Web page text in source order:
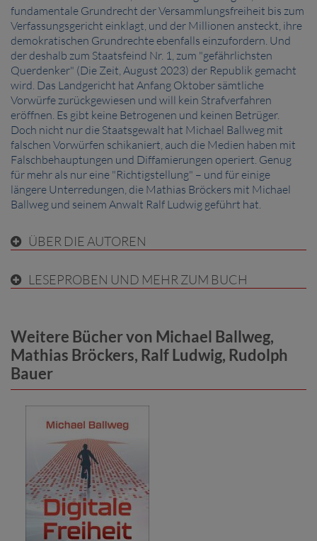
fundamentale Grundrecht der Versammlungsfreiheit bis zum
Verfassungsgericht einklagt, und der Millionen ansteckt, ihre
demokratischen Grundrechte ebenfalls einzufordern. Und
der deshalb zum Staatsfeind Nr. 1, zum "gefährlichsten
Querdenker" (Die Zeit, August 2023) der Republik gemacht
wird. Das Landgericht hat Anfang Oktober sämtliche
Vorwürfe zurückgewiesen und will kein Strafverfahren
eröffnen. Es gibt keine Betrogenen und keinen Betrüger.
Doch nicht nur die Staatsgewalt hat Michael Ballweg mit
falschen Vorwürfen schikaniert, auch die Medien haben mit
Falschbehauptungen und Diffamierungen operiert. Genug
für mehr als nur eine "Richtigstellung" – und für einige
längere Unterredungen, die Mathias Bröckers mit Michael
Ballweg und seinem Anwalt Ralf Ludwig geführt hat.
ÜBER DIE AUTOREN
LESEPROBEN UND MEHR ZUM BUCH
Weitere Bücher von Michael Ballweg,
Mathias Bröckers, Ralf Ludwig, Rudolph
Bauer